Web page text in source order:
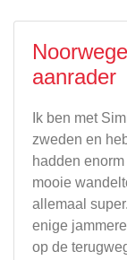
aanrader
Ik ben met
zweden en
hadden
mooie
allemaal super.
enige
op de